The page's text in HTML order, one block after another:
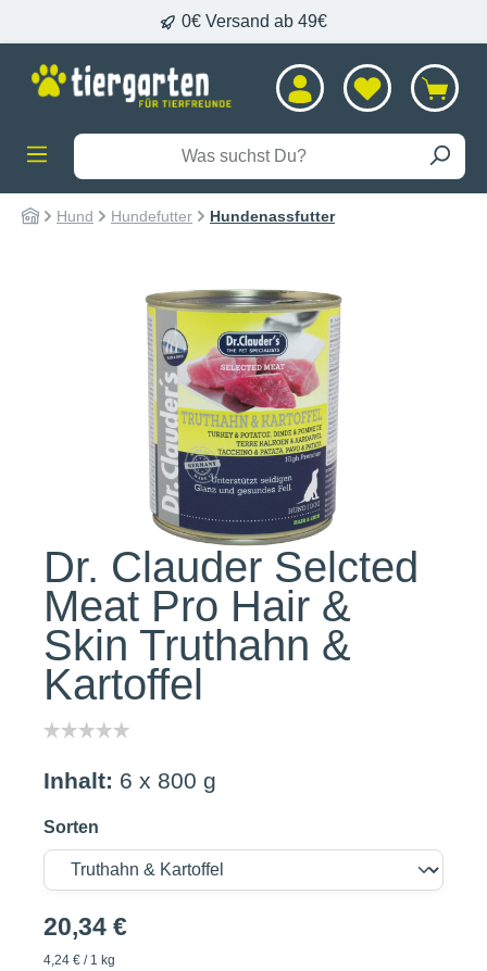
0€ Versand ab 49€
Hund Hundefutter Hundenassfutter
Bildergalerie überspringen
Dr. Clauder Selcted
Meat Pro Hair &
Skin Truthahn &
Kartoffel
Inhalt: 6 x 800 g
Sorten
20,34 €
4,24 € / 1 kg